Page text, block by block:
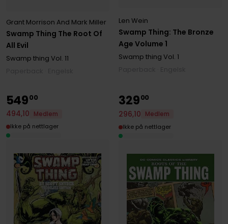
Swamp Thing The Root Of
All Evil
Grant Morrison And Mark Miller
Swamp thing Vol. 11
Swamp Thing: The Bronze
Age Volume 1
Len Wein
Swamp thing Vol. 1
54900
494,10
Medlem
Ikke på nettlager
32900
296,10
Medlem
Ikke på nettlager